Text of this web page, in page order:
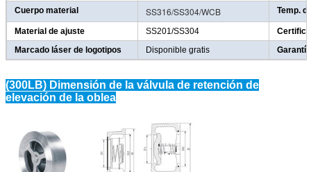
Cuerpo material
SS316/SS304/WCB Temp.
Material de ajuste SS201/SS304
Marcado láser de logotipos
Disponible gratis Garantía
(300LB) Dimensión de la válvula de retención de
elevación de la oblea